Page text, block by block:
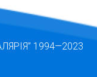
1994—2023